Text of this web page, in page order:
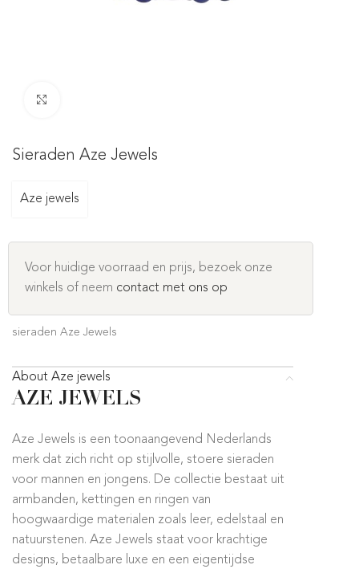
Sieraden Aze Jewels
Aze jewels
Voor huidige voorraad en prijs, bezoek onze
winkels of neem contact met ons op
sieraden Aze Jewels
About Aze jewels
AZE JEWELS
Aze Jewels is een toonaangevend Nederlands
merk dat zich richt op stijlvolle, stoere sieraden
voor mannen en jongens. De collectie bestaat uit
armbanden, kettingen en ringen van
hoogwaardige materialen zoals leer, edelstaal en
natuurstenen. Aze Jewels staat voor krachtige
designs, betaalbare luxe en een eigentijdse